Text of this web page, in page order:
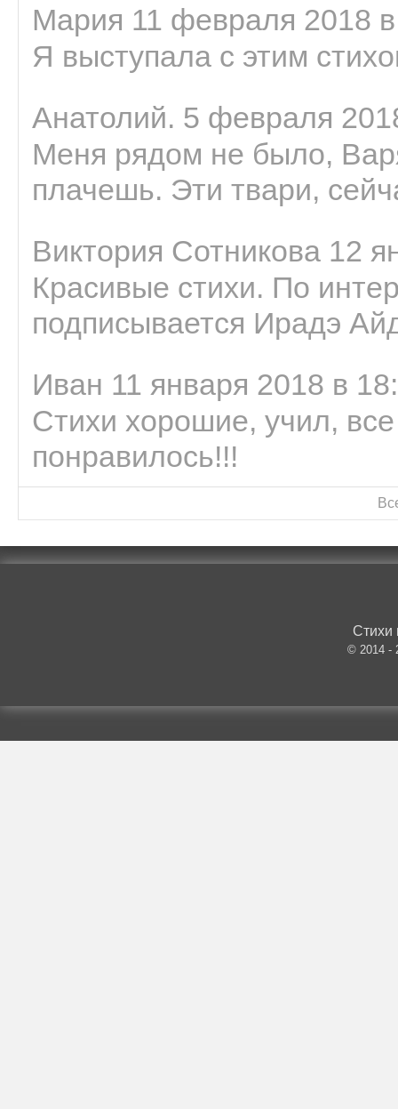
Мария 11 февраля 2018
Я выступала с этим
Анатолий. 5 февраля
Меня рядом не было,
плачешь. Эти твари,
Виктория Сотникова 12
Красивые стихи. По
подписывается Ирадэ
Иван 11 января 2018 в
Стихи хорошие, учил,
понравилось!!!
Стихи
© 2014 -